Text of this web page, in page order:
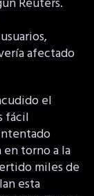
afectado
el
fácil
torno a la
miles de
esta